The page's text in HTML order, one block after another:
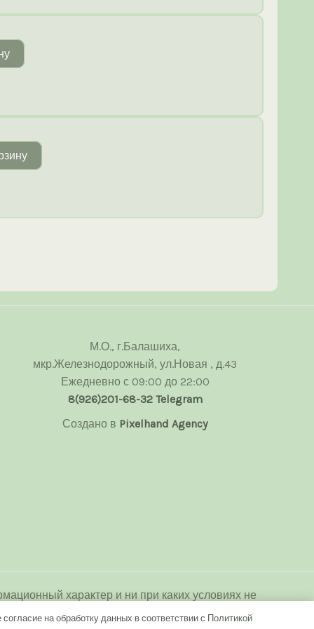
М.О., г.Балашиха,
мкр.Железнодорожный, ул.Новая , д.43
Ежедневно с 09:00 до 22:00
8(926)201-68-32 Telegram
Создано в Pixelhand Agency
характер и ни при каких условиях не
Российской Федерации.
на обработку данных в соответствии с Политикой